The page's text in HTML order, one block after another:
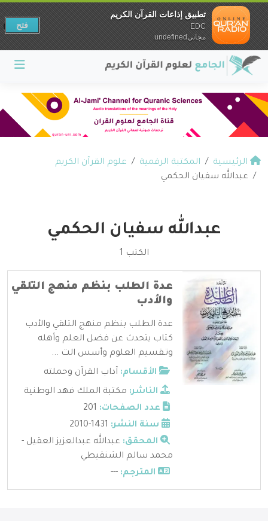
الرئيسية المكتبة الرقمية
علوم القرآن الكريم
عبدالله سفيان الحكمي
عبدالله سفيان الحكمي
الكتب 1
عدة الطلب بنظم منهج التلقي
والأدب
عدة الطلب بنظم منهج التلقي والأدب
كتاب يتحدث عن فضل العلم وأهله
وتـقسيم العلوم وأسس الت ...
الأقسام: آداب القرآن وحملته
الناشر: مكتبة الملك فهد الوطنية
عدد الصفحات:
سنة النشر:
المحقق: عبدالله عبدالعزيز العقيل -
محمد سالم الشنقيطي
المترجم: ---
تطبيق إذاعات القرآن الكريم
EDC
مجانيundefined
فتح